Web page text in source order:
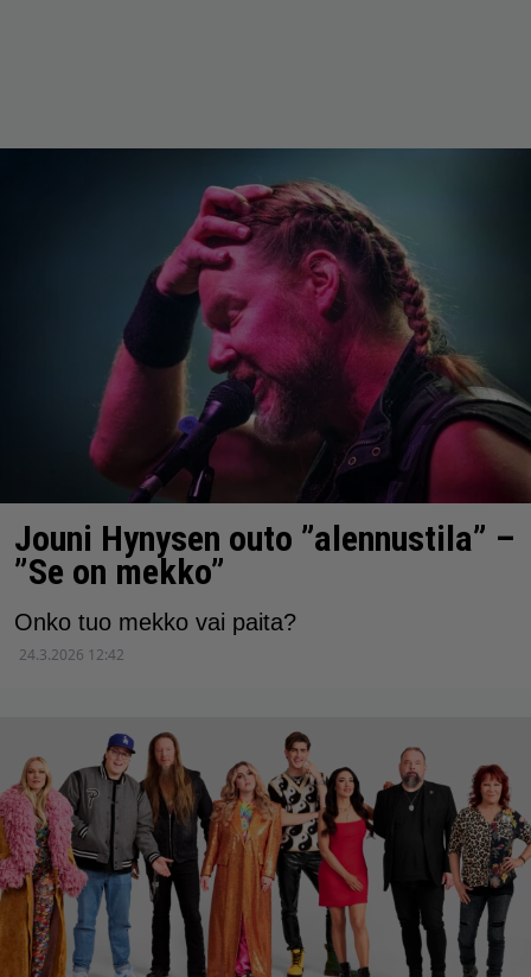
Jouni Hynysen outo ”alennustila” –
”Se on mekko”
Onko tuo mekko vai paita?
24.3.2026 12:42